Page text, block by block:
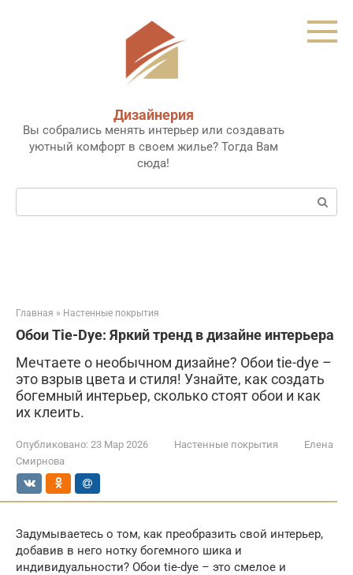
Дизайнерия
Вы собрались менять интерьер или создавать
уютный комфорт в своем жилье? Тогда Вам
сюда!
Поиск:
Главная » Настенные покрытия
Обои Tie-Dye: Яркий тренд в дизайне интерьера
Мечтаете о необычном дизайне? Обои tie-dye –
это взрыв цвета и стиля! Узнайте, как создать
богемный интерьер, сколько стоят обои и как
их клеить.
Опубликовано: 23 Мар 2026 Настенные покрытия
Елена
Смирнова
Задумываетесь о том, как преобразить свой интерьер,
добавив в него нотку богемного шика и
индивидуальности? Обои tie-dye – это смелое и